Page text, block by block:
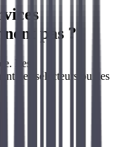
pas ?
Les
des sélecteurs ou des